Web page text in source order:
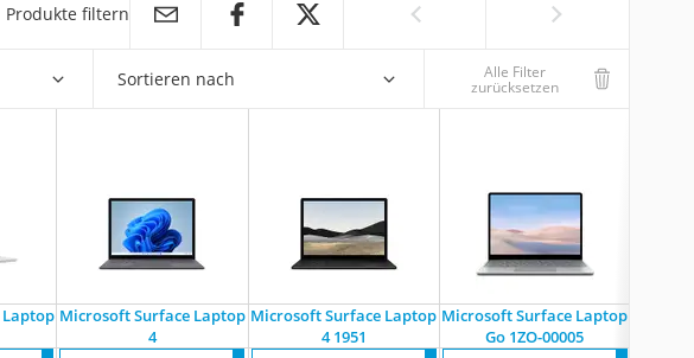
Produkte filtern
Sortieren nach Alle Filter
zurücksetzen
Microsoft Surface Laptop
4
Microsoft Surface Laptop
4 1951
Microsoft Surface Laptop
Go 1ZO-00005